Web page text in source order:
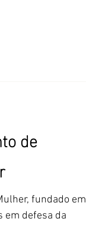
de
fundado em
em defesa da